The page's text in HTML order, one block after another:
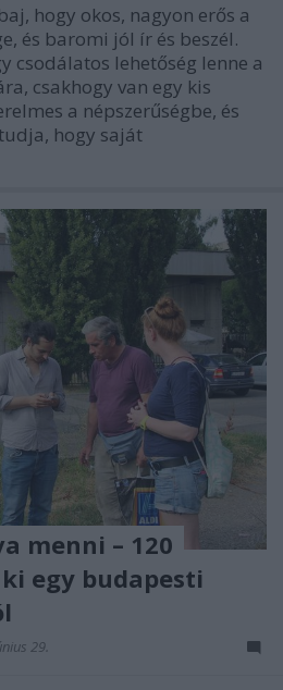
hogy okos, nagyon erős a
és baromi jól ír és beszél.
csodálatos lehetőség lenne a
csakhogy van egy kis
a népszerűségbe, és
hogy saját
menni – 120
egy budapesti
29.